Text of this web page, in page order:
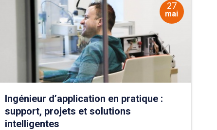
27
mai
Ingénieur d’application en pratique :
support, projets et solutions
intelligentes